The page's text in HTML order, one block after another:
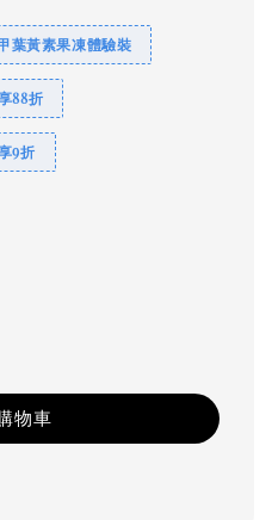
葉黃素果凍體驗裝
88折
9折
物車